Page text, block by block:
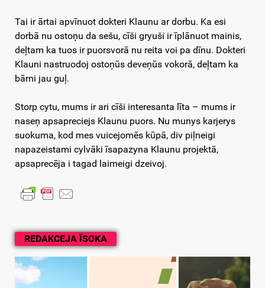
REDAKCEJA ĪSOKA
Tai ir ārtai apvīnuot dokteri Klaunu ar dorbu. Ka esi
dorbā nu ostoņu da sešu, cīši gryuši ir īplānuot mainis,
deļtam ka tuos ir puorsvorā nu reita voi pa dīnu. Dokteri
Klauni nastruodoj ostoņūs deveņūs vokorā, deļtam ka
bārni jau guļ.
Storp cytu, mums ir ari cīši interesanta līta – mums ir
naseņ apsapreciejs Klaunu puors. Nu munys karjerys
suokuma, kod mes vuicejomēs kūpā, div piļneigi
napazeistami cylvāki īsapazyna Klaunu projektā,
apsaprecēja i tagad laimeigi dzeivoj.